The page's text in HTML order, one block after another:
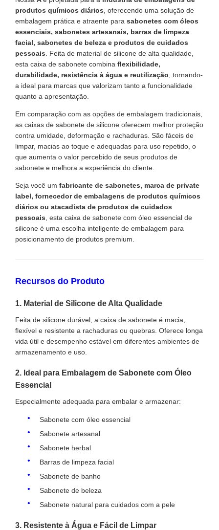
produtos químicos diários , oferecendo uma solução de
embalagem prática e atraente para sabonetes com óleos
essenciais, sabonetes artesanais, barras de limpeza
facial, sabonetes de beleza e produtos de cuidados
pessoais . Feita de material de silicone de alta qualidade,
esta caixa de sabonete combina flexibilidade,
durabilidade, resistência à água e reutilização , tornando-
a ideal para marcas que valorizam tanto a funcionalidade
quanto a apresentação.
Em comparação com as opções de embalagem tradicionais,
as caixas de sabonete de silicone oferecem melhor proteção
contra umidade, deformação e rachaduras. São fáceis de
limpar, macias ao toque e adequadas para uso repetido, o
que aumenta o valor percebido de seus produtos de
sabonete e melhora a experiência do cliente.
Seja você um fabricante de sabonetes, marca de private
label, fornecedor de embalagens de produtos químicos
diários ou atacadista de produtos de cuidados
pessoais , esta caixa de sabonete com óleo essencial de
silicone é uma escolha inteligente de embalagem para
posicionamento de produtos premium.
Recursos do Produto
1. Material de Silicone de Alta Qualidade
Feita de silicone durável, a caixa de sabonete é macia,
flexível e resistente a rachaduras ou quebras. Oferece longa
vida útil e desempenho estável em diferentes ambientes de
armazenamento e uso.
2. Ideal para Embalagem de Sabonete com Óleo
Essencial
Especialmente adequada para embalar e armazenar:
Sabonete com óleo essencial
Sabonete artesanal
Sabonete herbal
Barras de limpeza facial
Sabonete de banho
Sabonete de beleza
Sabonete natural para cuidados com a pele
3. Resistente à Água e Fácil de Limpar